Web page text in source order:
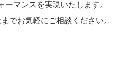
ーマンスを実現いたします。
でお気軽にご相談ください。